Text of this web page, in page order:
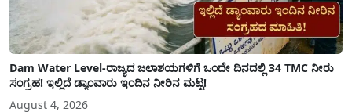
Dam Water Level-ರಾಜ್ಯದ ಜಲಾಶಯಗಳಿಗೆ ಒಂದೇ ದಿನದಲ್ಲಿ 34 TMC ನೀರು
ಸಂಗ್ರಹ! ಇಲ್ಲಿದೆ ಡ್ಯಾಂವಾರು ಇಂದಿನ ನೀರಿನ ಮಟ್ಟ!
August 4, 2026